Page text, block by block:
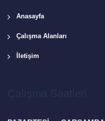
Anasayfa
Çalışma Alanları
İletişim